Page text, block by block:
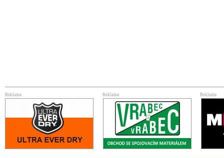
Reklama Reklama Reklama